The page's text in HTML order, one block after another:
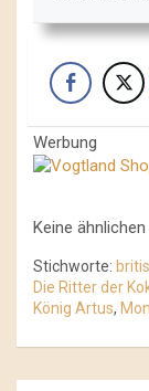
Werbung
Keine
Stichworte:
Die Ritter der
König Artus,